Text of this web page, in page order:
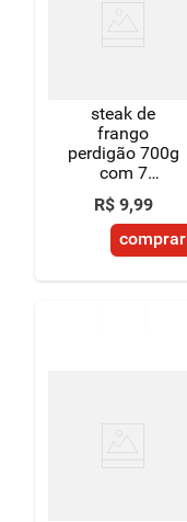
steak de
frango
perdigão 700g
com 7
unidades
R$ 9,99
comprar